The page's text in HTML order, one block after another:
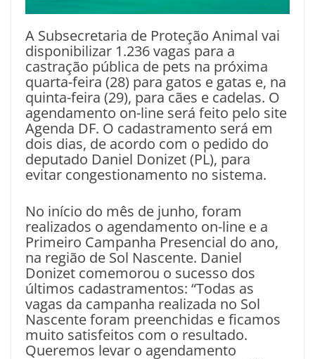
A Subsecretaria de Proteção Animal vai
disponibilizar 1.236 vagas para a
castração pública de pets na próxima
quarta-feira (28) para gatos e gatas e, na
quinta-feira (29), para cães e cadelas. O
agendamento on-line será feito pelo site
Agenda DF. O cadastramento será em
dois dias, de acordo com o pedido do
deputado Daniel Donizet (PL), para
evitar congestionamento no sistema.
No início do mês de junho, foram
realizados o agendamento on-line e a
Primeiro Campanha Presencial do ano,
na região de Sol Nascente. Daniel
Donizet comemorou o sucesso dos
últimos cadastramentos: “Todas as
vagas da campanha realizada no Sol
Nascente foram preenchidas e ficamos
muito satisfeitos com o resultado.
Queremos levar o agendamento